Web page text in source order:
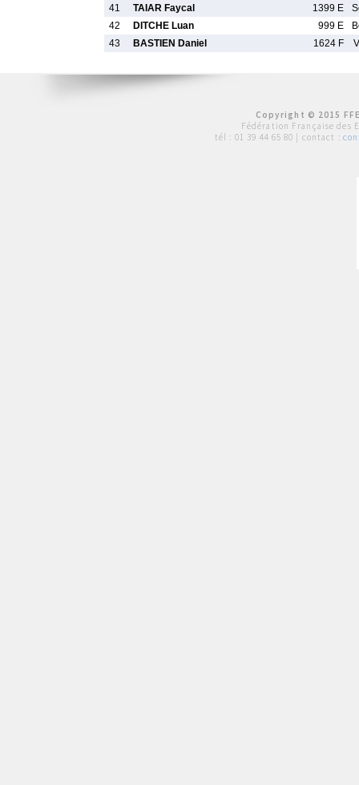
41
TAIAR Faycal 1399 E
42
DITCHE Luan 999 E
43
BASTIEN Daniel 1624 F
Copyright © 2015
Fédération Française des
tél : 01 39 44 65 80 | contact :